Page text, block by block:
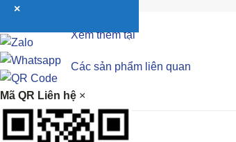
Xem thêm tại
Các sản phẩm liên quan
×
Mã QR Liên hệ ×